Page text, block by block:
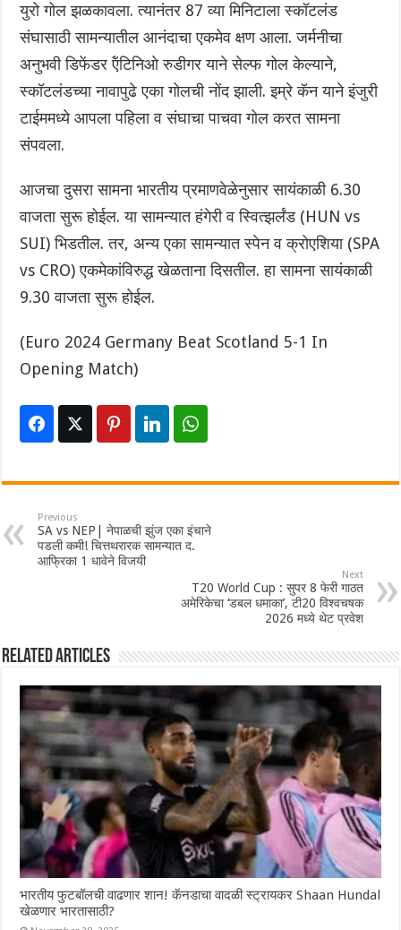
युरो गोल झळकावला. त्यानंतर 87 व्या मिनिटाला स्कॉटलंड
संघासाठी सामन्यातील आनंदाचा एकमेव क्षण आला. जर्मनीचा
अनुभवी डिफेंडर ऍंटिनिओ रुडीगर याने सेल्फ गोल केल्याने,
स्कॉटलंडच्या नावापुढे एका गोलची नोंद झाली. इम्रे कॅन याने इंजुरी
टाईममध्ये आपला पहिला व संघाचा पाचवा गोल करत सामना
संपवला.
आजचा दुसरा सामना भारतीय प्रमाणवेळेनुसार सायंकाळी 6.30
वाजता सुरू होईल. या सामन्यात हंगेरी व स्वित्झर्लंड (HUN vs
SUI) भिडतील. तर, अन्य एका सामन्यात स्पेन व क्रोएशिया (SPA
vs CRO) एकमेकांविरुद्ध खेळताना दिसतील. हा सामना सायंकाळी
9.30 वाजता सुरू होईल.
(Euro 2024 Germany Beat Scotland 5-1 In
Opening Match)
Previous
SA vs NEP| नेपाळची झुंज एका इंचाने
पडली कमी! चित्तथरारक सामन्यात द.
आफ्रिका 1 धावेने विजयी
Next
T20 World Cup : सुपर 8 फेरी गाठत
अमेरिकेचा ‘डबल धमाका’, टी20 विश्वचषक
2026 मध्ये थेट प्रवेश
Related Articles
भारतीय फुटबॉलची वाढणार शान! कॅनडाचा वादळी स्ट्रायकर Shaan Hundal
खेळणार भारतासाठी?